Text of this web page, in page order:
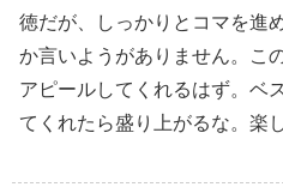
徳だが、しっかりとコマを進
か言いようがありません。こ
アピールしてくれるはず。ベ
てくれたら盛り上がるな。楽